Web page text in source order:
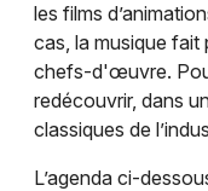
les films
cas, la musique fait
chefs-d'œuvre.
redécouvrir, dans
classiques de
L’agenda ci-